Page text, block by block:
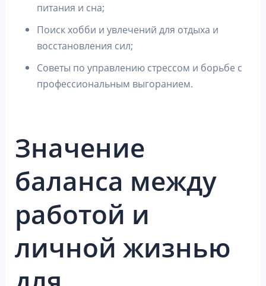
питания и сна;
Поиск хобби и увлечений для отдыха и
восстановления сил;
Советы по управлению стрессом и борьбе с
профессиональным выгоранием.
Значение
баланса между
работой и
личной жизнью